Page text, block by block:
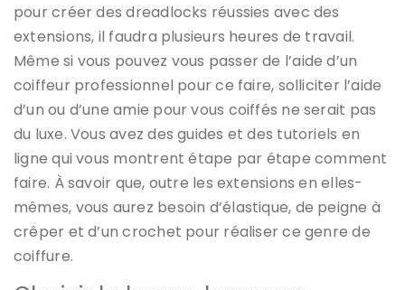
pour créer des dreadlocks réussies avec des
extensions, il faudra plusieurs heures de travail.
Même si vous pouvez vous passer de l’aide d’un
coiffeur professionnel pour ce faire, solliciter l’aide
d’un ou d’une amie pour vous coiffés ne serait pas
du luxe. Vous avez des guides et des tutoriels en
ligne qui vous montrent étape par étape comment
faire. À savoir que, outre les extensions en elles-
mêmes, vous aurez besoin d’élastique, de peigne à
crêper et d’un crochet pour réaliser ce genre de
coiffure.